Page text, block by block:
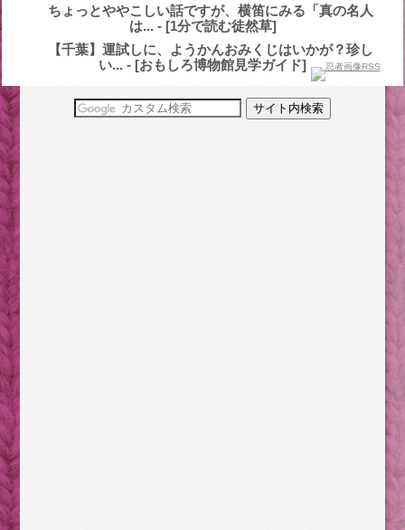
ちょっとややこしい話ですが、横笛にみる「真の名人
は... - [1分で読む徒然草]
【千葉】運試しに、ようかんおみくじはいかが？珍し
い... - [おもしろ博物館見学ガイド]